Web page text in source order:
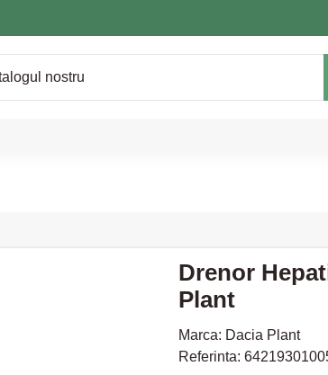
Drenor
Plant
Marca: Dacia Plant
Referinta: